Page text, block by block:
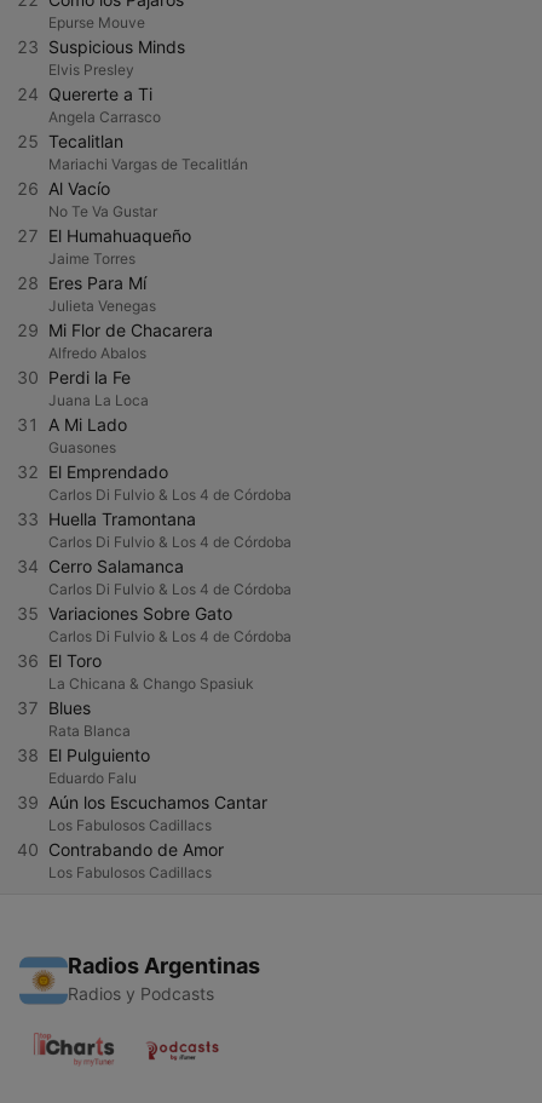
Epurse Mouve
23 Suspicious Minds
Elvis Presley
24 Quererte a Ti
Angela Carrasco
25 Tecalitlan
Mariachi Vargas de Tecalitlán
26 Al Vacío
No Te Va Gustar
27 El Humahuaqueño
Jaime Torres
28 Eres Para Mí
Julieta Venegas
29 Mi Flor de Chacarera
Alfredo Abalos
30 Perdi la Fe
Juana La Loca
31 A Mi Lado
Guasones
32 El Emprendado
Carlos Di Fulvio & Los 4 de Córdoba
33 Huella Tramontana
Carlos Di Fulvio & Los 4 de Córdoba
34 Cerro Salamanca
Carlos Di Fulvio & Los 4 de Córdoba
35 Variaciones Sobre Gato
Carlos Di Fulvio & Los 4 de Córdoba
36 El Toro
La Chicana & Chango Spasiuk
37 Blues
Rata Blanca
38 El Pulguiento
Eduardo Falu
39 Aún los Escuchamos Cantar
Los Fabulosos Cadillacs
40 Contrabando de Amor
Los Fabulosos Cadillacs
Radios Argentinas
Radios y Podcasts